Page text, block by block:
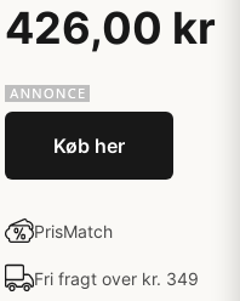
426,00 kr
Køb her
PrisMatch
Fri fragt over kr. 349